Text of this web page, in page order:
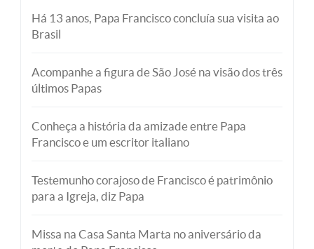
Há 13 anos, Papa Francisco concluía sua visita ao
Brasil
Acompanhe a figura de São José na visão dos três
últimos Papas
Conheça a história da amizade entre Papa
Francisco e um escritor italiano
Testemunho corajoso de Francisco é patrimônio
para a Igreja, diz Papa
Missa na Casa Santa Marta no aniversário da